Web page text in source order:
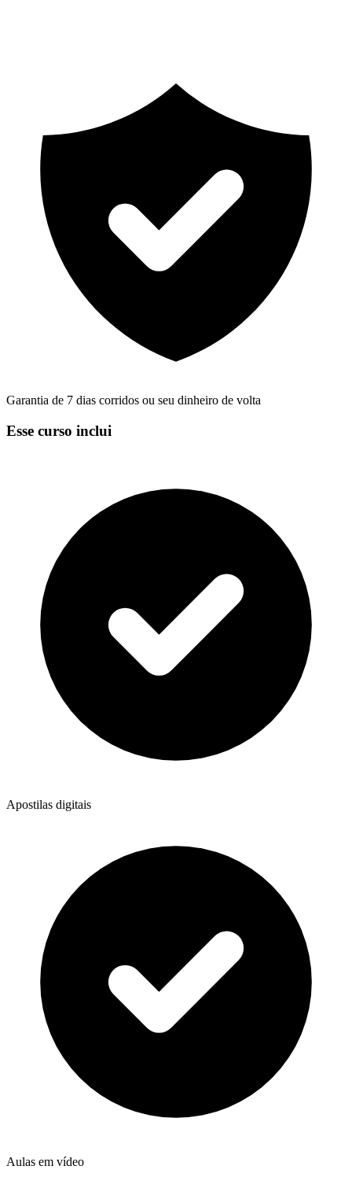
Garantia de 7 dias corridos ou seu dinheiro de volta
Esse curso inclui
Apostilas digitais
Aulas em vídeo